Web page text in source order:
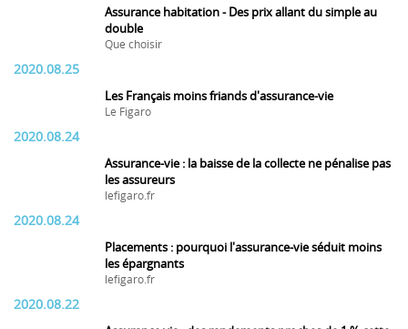
Assurance habitation - Des prix allant du simple au
double
Que choisir
2020.08.25
Les Français moins friands d'assurance-vie
Le Figaro
2020.08.24
Assurance-vie : la baisse de la collecte ne pénalise pas
les assureurs
lefigaro.fr
2020.08.24
Placements : pourquoi l'assurance-vie séduit moins
les épargnants
lefigaro.fr
2020.08.22